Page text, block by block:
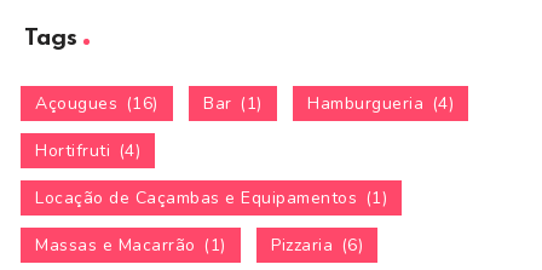
Tags
Açougues (16) Bar (1) Hamburgueria (4)
Hortifruti (4)
Locação de Caçambas e Equipamentos (1)
Massas e Macarrão (1) Pizzaria (6)